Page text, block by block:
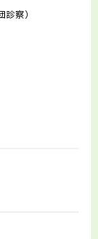
察）